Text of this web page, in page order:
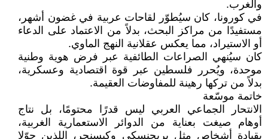
والغرب.
في كورونا، كان سيُطوّر لقاحات عربية في غضون أشهر،
مستفيدًا من مراكز البحث، بدلاً من الاعتماد على الدعاء
أو الاستيراد، مما يعكس عقلانية النهج الماوي.
كان سيُنهي الصراعات الطائفية عبر فرض هوية وطنية
موحدة، ويُحرر فلسطين عبر قوة اقتصادية وعسكرية،
بدلاً من تركها رهينة للمفاوضات العقيمة.
خاتمة موسّعة
الانتحار الجماعي العربي ليس قدرًا محتومًا، بل نتاج
أوهام صيغت بعناية من الدوائر الاستعمارية الغربية،
بقيادة أشخاص مثل بريجنسكي وكيسنجر، اللذين حوّلا